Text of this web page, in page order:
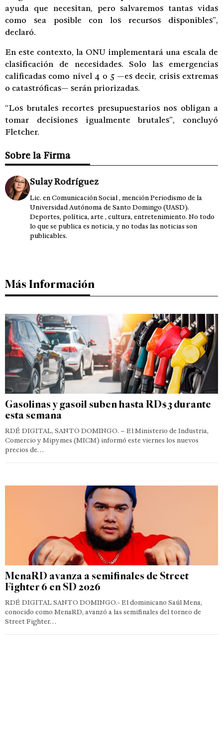
ayuda que necesitan, pero salvaremos tantas vidas
como sea posible con los recursos disponibles”,
declaró.
En este contexto, la ONU implementará una escala de
clasificación de necesidades. Solo las emergencias
calificadas como nivel 4 o 5 —es decir, crisis extremas
o catastróficas— serán priorizadas.
“Los brutales recortes presupuestarios nos obligan a
tomar decisiones igualmente brutales”, concluyó
Fletcher.
Sobre la Firma
Sulay Rodríguez
Lic. en Comunicación Social , mención Periodismo de la
Universidad Autónoma de Santo Domingo (UASD).
Deportes, política, arte , cultura, entretenimiento. No todo
lo que se publica es noticia, y no todas las noticias son
publicables.
Más Información
Gasolinas y gasoil suben hasta RD$3 durante
esta semana
RDÉ DIGITAL, SANTO DOMINGO. – El Ministerio de Industria,
Comercio y Mipymes (MICM) informó este viernes los nuevos
precios de…
MenaRD avanza a semifinales de Street
Fighter 6 en SD 2026
RDÉ DIGITAL SANTO DOMINGO.- El dominicano Saúl Mena,
conocido como MenaRD, avanzó a las semifinales del torneo de
Street Fighter…